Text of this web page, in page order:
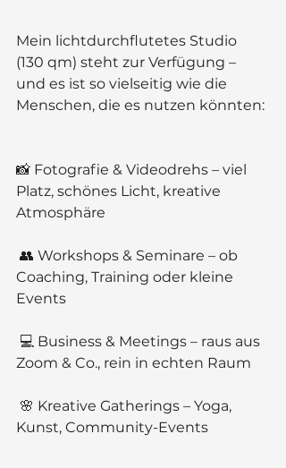
Mein lichtdurchflutetes Studio
(130 qm) steht zur Verfügung –
und es ist so vielseitig wie die
Menschen, die es nutzen könnten:
📸 Fotografie & Videodrehs – viel
Platz, schönes Licht, kreative
Atmosphäre
👥 Workshops & Seminare – ob
Coaching, Training oder kleine
Events
💻 Business & Meetings – raus aus
Zoom & Co., rein in echten Raum
🌸 Kreative Gatherings – Yoga,
Kunst, Community-Events